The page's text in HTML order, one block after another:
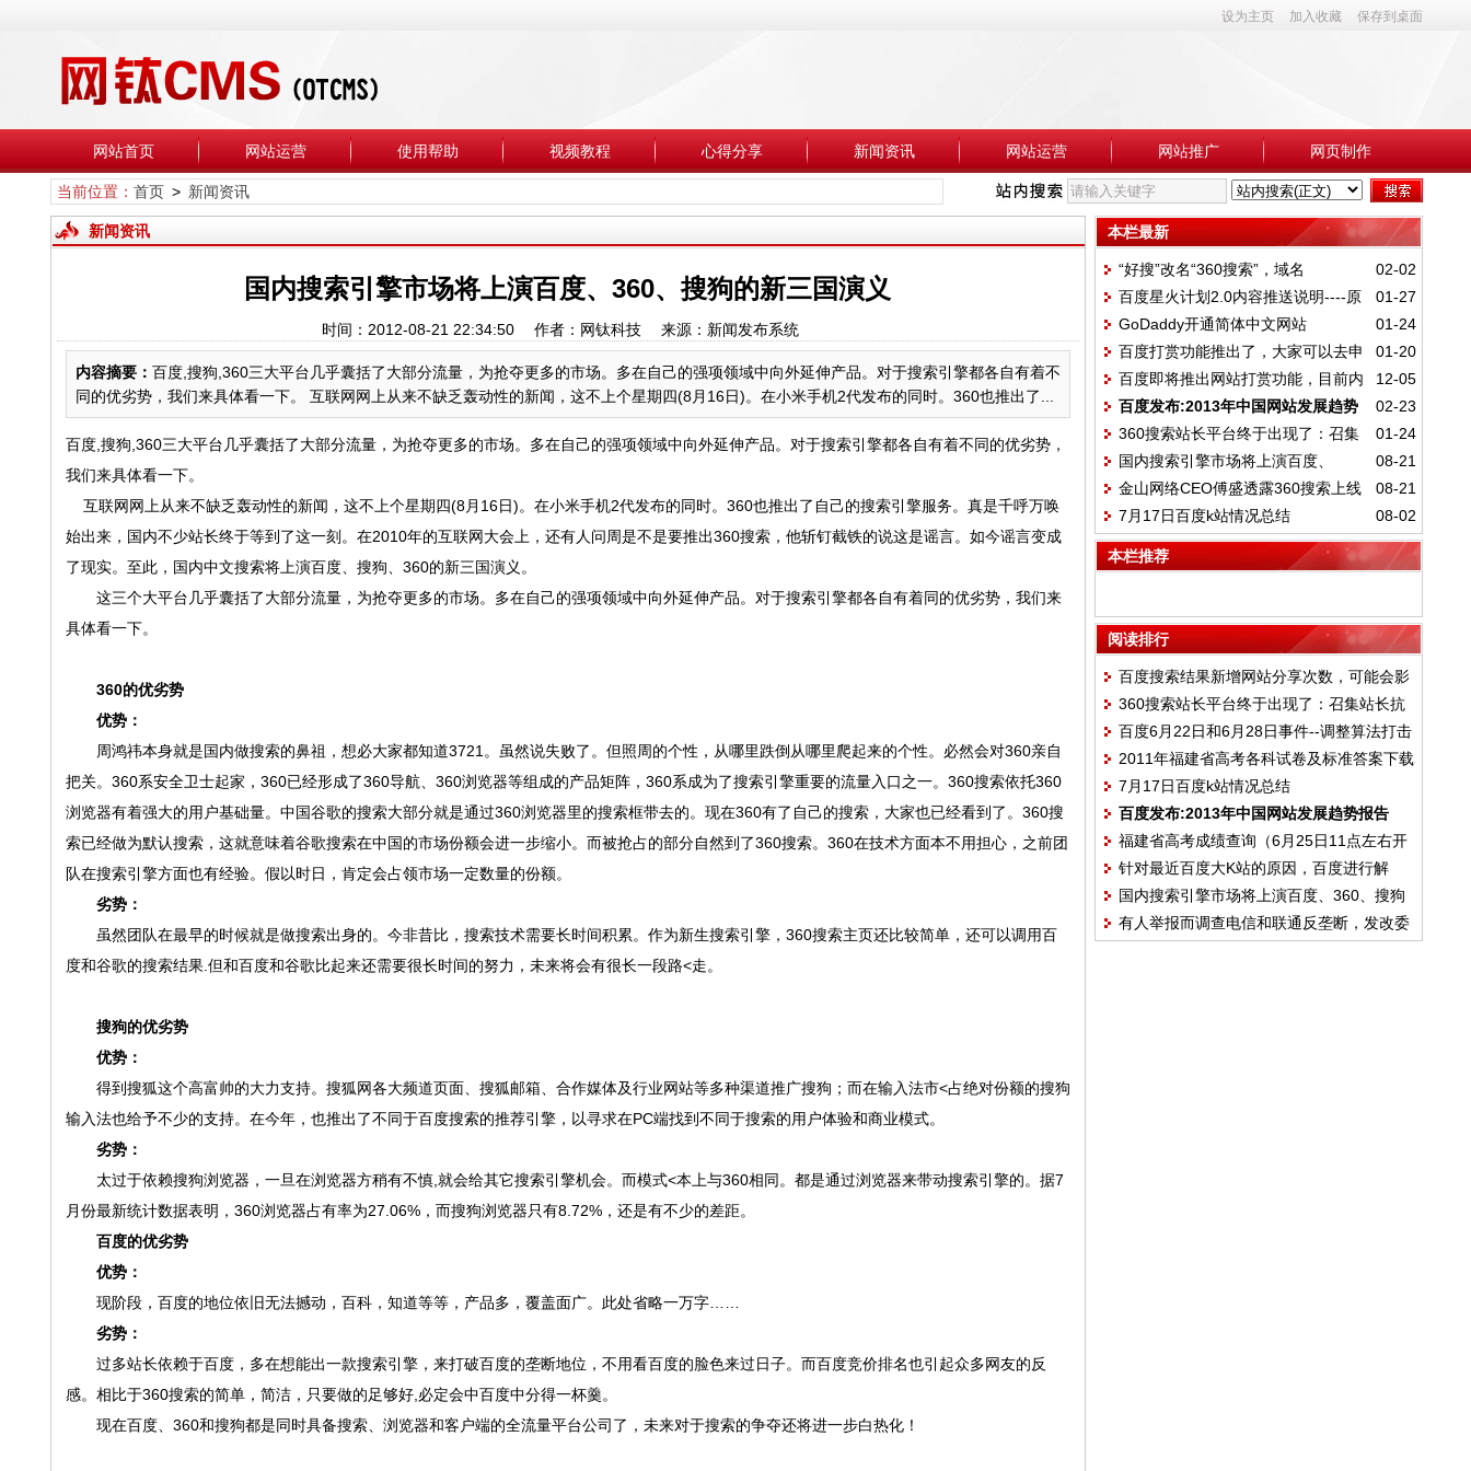
设为主页 加入收藏 保存到桌面
网站首页 网站运营 使用帮助 视频教程 心得分享 新闻资讯 网站运营 网站推广 网页制作
当前位置： 首页> 新闻资讯
新闻资讯
国内搜索引擎市场将上演百度、360、搜狗的新三国演义
时间：2012-08-21 22:34:50 作者：网钛科技 来源：新闻发布系统
内容摘要： 百度,搜狗,360三大平台几乎囊括了大部分流量，为抢夺更多的市场。多在自己的强项领域中向外延伸产品。对于搜索引擎都各自有着不
同的优劣势，我们来具体看一下。 互联网网上从来不缺乏轰动性的新闻，这不上个星期四(8月16日)。在小米手机2代发布的同时。360也推出了...
百度,搜狗,360三大平台几乎囊括了大部分流量，为抢夺更多的市场。多在自己的强项领域中向外延伸产品。对于搜索引擎都各自有着不同的优劣势，
我们来具体看一下。
互联网网上从来不缺乏轰动性的新闻，这不上个星期四(8月16日)。在小米手机2代发布的同时。360也推出了自己的搜索引擎服务。真是千呼万唤
始出来，国内不少站长终于等到了这一刻。在2010年的互联网大会上，还有人问周是不是要推出360搜索，他斩钉截铁的说这是谣言。如今谣言变成
了现实。至此，国内中文搜索将上演百度、搜狗、360的新三国演义。
这三个大平台几乎囊括了大部分流量，为抢夺更多的市场。多在自己的强项领域中向外延伸产品。对于搜索引擎都各自有着同的优劣势，我们来
具体看一下。
360的优劣势
优势：
周鸿祎本身就是国内做搜索的鼻祖，想必大家都知道3721。虽然说失败了。但照周的个性，从哪里跌倒从哪里爬起来的个性。必然会对360亲自
把关。360系安全卫士起家，360已经形成了360导航、360浏览器等组成的产品矩阵，360系成为了搜索引擎重要的流量入口之一。360搜索依托360
浏览器有着强大的用户基础量。中国谷歌的搜索大部分就是通过360浏览器里的搜索框带去的。现在360有了自己的搜索，大家也已经看到了。360搜
索已经做为默认搜索，这就意味着谷歌搜索在中国的市场份额会进一步缩小。而被抢占的部分自然到了360搜索。360在技术方面本不用担心，之前团
队在搜索引擎方面也有经验。假以时日，肯定会占领市场一定数量的份额。
劣势：
虽然团队在最早的时候就是做搜索出身的。今非昔比，搜索技术需要长时间积累。作为新生搜索引擎，360搜索主页还比较简单，还可以调用百
度和谷歌的搜索结果.但和百度和谷歌比起来还需要很长时间的努力，未来将会有很长一段路<走。
搜狗的优劣势
优势：
得到搜狐这个高富帅的大力支持。搜狐网各大频道页面、搜狐邮箱、合作媒体及行业网站等多种渠道推广搜狗；而在输入法市<占绝对份额的搜狗
输入法也给予不少的支持。在今年，也推出了不同于百度搜索的推荐引擎，以寻求在PC端找到不同于搜索的用户体验和商业模式。
劣势：
太过于依赖搜狗浏览器，一旦在浏览器方稍有不慎,就会给其它搜索引擎机会。而模式<本上与360相同。都是通过浏览器来带动搜索引擎的。据7
月份最新统计数据表明，360浏览器占有率为27.06%，而搜狗浏览器只有8.72%，还是有不少的差距。
百度的优劣势
优势：
现阶段，百度的地位依旧无法撼动，百科，知道等等，产品多，覆盖面广。此处省略一万字……
劣势：
过多站长依赖于百度，多在想能出一款搜索引擎，来打破百度的垄断地位，不用看百度的脸色来过日子。而百度竞价排名也引起众多网友的反
感。相比于360搜索的简单，简洁，只要做的足够好,必定会中百度中分得一杯羹。
现在百度、360和搜狗都是同时具备搜索、浏览器和客户端的全流量平台公司了，未来对于搜索的争夺还将进一步白热化！
本栏最新
02-02
“好搜”改名“360搜索”，域名
为“so.com”
01-27
百度星火计划2.0内容推送说明----原
创文章推送准则
01-24
GoDaddy开通简体中文网站
01-20
百度打赏功能推出了，大家可以去申
请试试~
12-05
百度即将推出网站打赏功能，目前内
测中
02-23
百度发布:2013年中国网站发展趋势
报告
01-24
360搜索站长平台终于出现了：召集
站长抗衡百度联盟
08-21
国内搜索引擎市场将上演百度、
360、搜狗的新三国演义
08-21
金山网络CEO傅盛透露360搜索上线
5天份额已达10%超越搜狗，成为国内第二
大搜索引擎
08-02
7月17日百度k站情况总结
本栏推荐
阅读排行
百度搜索结果新增网站分享次数，可能会影
响到百度权重
360搜索站长平台终于出现了：召集站长抗
衡百度联盟
百度6月22日和6月28日事件--调整算法打击
低质量网站
2011年福建省高考各科试卷及标准答案下载
7月17日百度k站情况总结
百度发布:2013年中国网站发展趋势报告
福建省高考成绩查询（6月25日11点左右开
放）
针对最近百度大K站的原因，百度进行解
释：针对低质量站点的措施已经生效
国内搜索引擎市场将上演百度、360、搜狗
的新三国演义
有人举报而调查电信和联通反垄断，发改委